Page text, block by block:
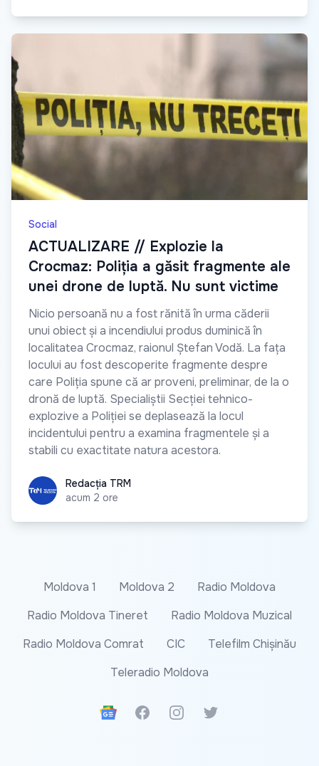
Social
ACTUALIZARE // Explozie la
Crocmaz: Poliția a găsit fragmente ale
unei drone de luptă. Nu sunt victime
Nicio persoană nu a fost rănită în urma căderii
unui obiect și a incendiului produs duminică în
localitatea Crocmaz, raionul Ștefan Vodă. La fața
locului au fost descoperite fragmente despre
care Poliția spune că ar proveni, preliminar, de la o
dronă de luptă. Specialiștii Secției tehnico-
explozive a Poliției se deplasează la locul
incidentului pentru a examina fragmentele și a
stabili cu exactitate natura acestora.
Redacția TRM
Redacția TRM
acum 2 ore
Moldova 1 Moldova 2
Radio Moldova
Radio Moldova Tineret
Radio Moldova Muzical
Radio Moldova Comrat
CIC
Telefilm Chișinău
Teleradio Moldova
Google News
FacebookInstagramTwitter